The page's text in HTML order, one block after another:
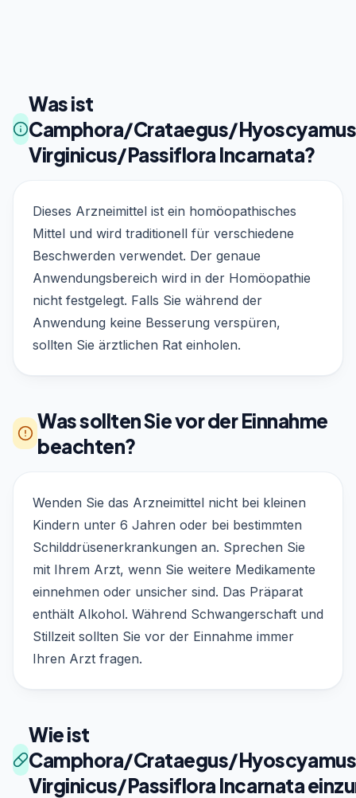
Was ist
Camphora/Crataegus/
Virginicus/Passiflora Incarnata?
Dieses Arzneimittel ist ein homöopathisches
Mittel und wird traditionell für verschiedene
Beschwerden verwendet. Der genaue
Anwendungsbereich wird in der Homöopathie
nicht festgelegt. Falls Sie während der
Anwendung keine Besserung verspüren,
sollten Sie ärztlichen Rat einholen.
Was sollten Sie vor der Einnahme
beachten?
Wenden Sie das Arzneimittel nicht bei kleinen
Kindern unter 6 Jahren oder bei bestimmten
Schilddrüsenerkrankungen an. Sprechen Sie
mit Ihrem Arzt, wenn Sie weitere Medikamente
einnehmen oder unsicher sind. Das Präparat
enthält Alkohol. Während Schwangerschaft und
Stillzeit sollten Sie vor der Einnahme immer
Ihren Arzt fragen.
Wie ist
Camphora/Crataegus/
Virginicus/Passiflora Incarnata